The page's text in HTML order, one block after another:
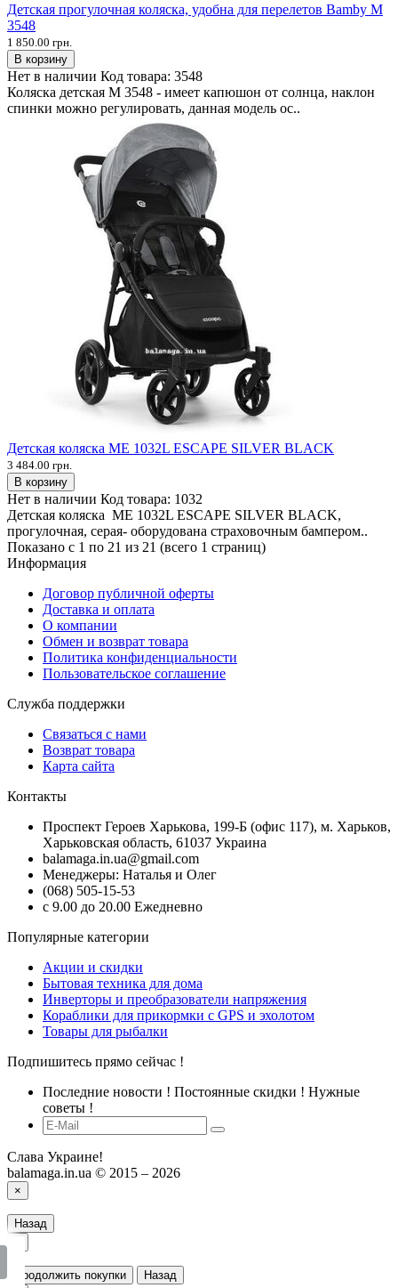
Детская прогулочная коляска, удобна для перелетов Bamby М
3548
1 850.00 грн.
В корзину
Нет в наличии Код товара: 3548
Коляска детская M 3548 - имеет капюшон от солнца, наклон
спинки можно регулировать, данная модель ос..
Детская коляска ME 1032L ESCAPE SILVER BLACK
3 484.00 грн.
В корзину
Нет в наличии Код товара: 1032
Детская коляска ME 1032L ESCAPE SILVER BLACK,
прогулочная, серая- оборудована страховочным бампером..
Показано с 1 по 21 из 21 (всего 1 страниц)
Информация
Договор публичной оферты
Доставка и оплата
О компании
Обмен и возврат товара
Политика конфиденциальности
Пользовательское соглашение
Служба поддержки
Связаться с нами
Возврат товара
Карта сайта
Контакты
Проспект Героев Харькова, 199-Б (офис 117), м. Харьков,
Харьковская область, 61037 Украина
balamaga.in.ua@gmail.com
Менеджеры: Наталья и Олег
(068) 505-15-53
с 9.00 до 20.00 Ежедневно
Популярные категории
Акции и скидки
Бытовая техника для дома
Инверторы и преобразователи напряжения
Кораблики для прикормки с GPS и эхолотом
Товары для рыбалки
Подпишитесь прямо сейчас !
Последние новости ! Постоянные скидки ! Нужные
советы !
Слава Украине!
balamaga.in.ua © 2015 – 2026
×
Назад
Продолжить покупки
Назад